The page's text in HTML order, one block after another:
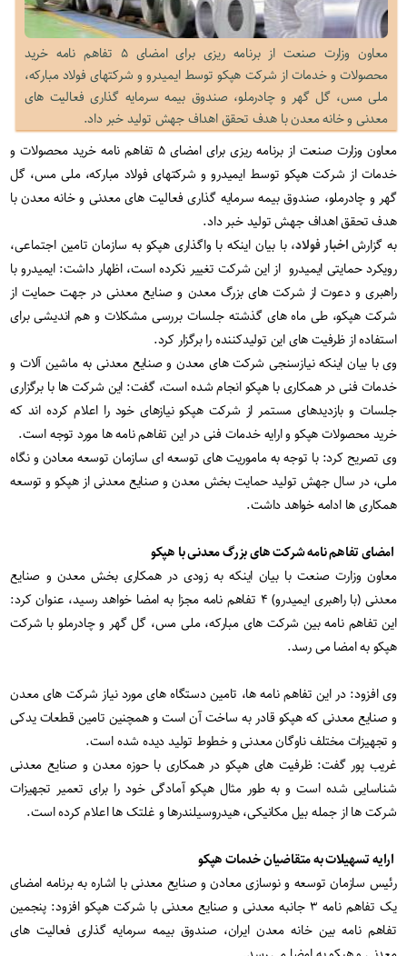
معاون وزارت صنعت از برنامه ریزی برای امضای ۵ تفاهم نامه خرید
محصولات و خدمات از شرکت هپکو توسط ایمیدرو و شرکتهای فولاد مبارکه،
ملی مس، گل گهر و چادرملو، صندوق بیمه سرمایه گذاری فعالیت های
معدنی و خانه معدن با هدف تحقق اهداف جهش تولید خبر داد.
معاون وزارت صنعت از برنامه ریزی برای امضای ۵ تفاهم نامه خرید محصولات و
خدمات از شرکت هپکو توسط ایمیدرو و شرکتهای فولاد مبارکه، ملی مس، گل
گهر و چادرملو، صندوق بیمه سرمایه گذاری فعالیت های معدنی و خانه معدن با
هدف تحقق اهداف جهش تولید خبر داد.
به گزارشاخبار فولاد، با بیان اینکه با واگذاری هپکو به سازمان تامین اجتماعی،
رویکرد حمایتی ایمیدرو از این شرکت تغییر نکرده است، اظهار داشت: ایمیدرو با
راهبری و دعوت از شرکت های بزرگ معدن و صنایع معدنی در جهت حمایت از
شرکت هپکو، طی ماه های گذشته جلسات بررسی مشکلات و هم اندیشی برای
استفاده از ظرفیت های این تولیدکننده را برگزار کرد.
وی با بیان اینکه نیازسنجی شرکت های معدن و صنایع معدنی به ماشین آلات و
خدمات فنی در همکاری با هپکو انجام شده است، گفت: این شرکت ها با برگزاری
جلسات و بازدیدهای مستمر از شرکت هپکو نیازهای خود را اعلام کرده اند که
خرید محصولات هپکو و ارایه خدمات فنی در این تفاهم نامه ها مورد توجه است.
وی تصریح کرد: با توجه به ماموریت های توسعه ای سازمان توسعه معادن و نگاه
ملی، در سال جهش تولید حمایت بخش معدن و صنایع معدنی از هپکو و توسعه
همکاری ها ادامه خواهد داشت.
امضای تفاهم نامه شرکت های بزرگ معدنی با هپکو
معاون وزارت صنعت با بیان اینکه به زودی در همکاری بخش معدن و صنایع
معدنی (با راهبری ایمیدرو) ۴ تفاهم نامه مجزا به امضا خواهد رسید، عنوان کرد:
این تفاهم نامه بین شرکت های مبارکه، ملی مس، گل گهر و چادرملو با شرکت
هپکو به امضا می رسد.
وی افزود: در این تفاهم نامه ها، تامین دستگاه های مورد نیاز شرکت های معدن
و صنایع معدنی که هپکو قادر به ساخت آن است و همچنین تامین قطعات یدکی
و تجهیزات مختلف ناوگان معدنی و خطوط تولید دیده شده است.
غریب پور گفت: ظرفیت های هپکو در همکاری با حوزه معدن و صنایع معدنی
شناسایی شده است و به طور مثال هپکو آمادگی خود را برای تعمیر تجهیزات
شرکت ها از جمله بیل مکانیکی، هیدروسیلندرها و غلتک ها اعلام کرده است.
ارایه تسهیلات به متقاضیان خدمات هپکو
رئیس سازمان توسعه و نوسازی معادن و صنایع معدنی با اشاره به برنامه امضای
یک تفاهم نامه ۳ جانبه معدنی و صنایع معدنی با شرکت هپکو افزود: پنجمین
تفاهم نامه بین خانه معدن ایران، صندوق بیمه سرمایه گذاری فعالیت های